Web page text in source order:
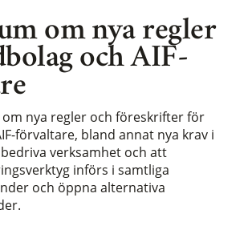
om nya regler
och AIF-
om nya regler och föreskrifter för
förvaltare, bland annat nya krav i
verksamhet och att
införs i samtliga
och öppna alternativa